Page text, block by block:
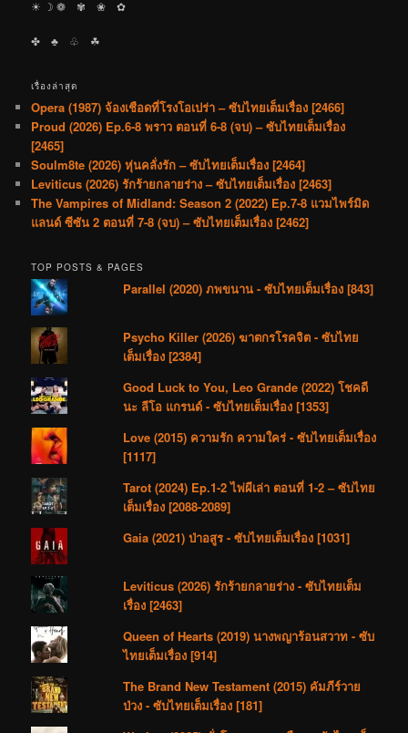
☀︎ ☽ ❁ ✾ ❀ ✿
✤ ♣︎ ♧ ☘︎
เรื่องล่าสุด
Opera (1987) จ้องเชือดที่โรงโอเปร่า – ซับไทยเต็มเรื่อง [2466]
Proud (2026) Ep.6-8 พราว ตอนที่ 6-8 (จบ) – ซับไทยเต็มเรื่อง
[2465]
Soulm8te (2026) หุ่นคลั่งรัก – ซับไทยเต็มเรื่อง [2464]
Leviticus (2026) รักร้ายกลายร่าง – ซับไทยเต็มเรื่อง [2463]
The Vampires of Midland: Season 2 (2022) Ep.7-8 แวมไพร์มิด
แลนด์ ซีซัน 2 ตอนที่ 7-8 (จบ) – ซับไทยเต็มเรื่อง [2462]
TOP POSTS & PAGES
Parallel (2020) ภพขนาน - ซับไทยเต็มเรื่อง [843]
Psycho Killer (2026) ฆาตกรโรคจิต - ซับไทย
เต็มเรื่อง [2384]
Good Luck to You, Leo Grande (2022) โชคดี
นะ ลีโอ แกรนด์ - ซับไทยเต็มเรื่อง [1353]
Love (2015) ความรัก ความใคร่ - ซับไทยเต็มเรื่อง
[1117]
Tarot (2024) Ep.1-2 ไพ่ผีเล่า ตอนที่ 1-2 – ซับไทย
เต็มเรื่อง [2088-2089]
Gaia (2021) ป่าอสูร - ซับไทยเต็มเรื่อง [1031]
Leviticus (2026) รักร้ายกลายร่าง - ซับไทยเต็ม
เรื่อง [2463]
Queen of Hearts (2019) นางพญาร้อนสวาท - ซับ
ไทยเต็มเรื่อง [914]
The Brand New Testament (2015) คัมภีร์วาย
ป่วง - ซับไทยเต็มเรื่อง [181]